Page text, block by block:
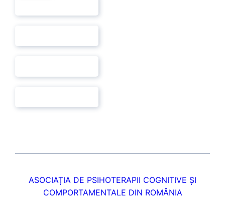
ASOCIAȚIA DE PSIHOTERAPII COGNITIVE ȘI
COMPORTAMENTALE DIN ROMÂNIA